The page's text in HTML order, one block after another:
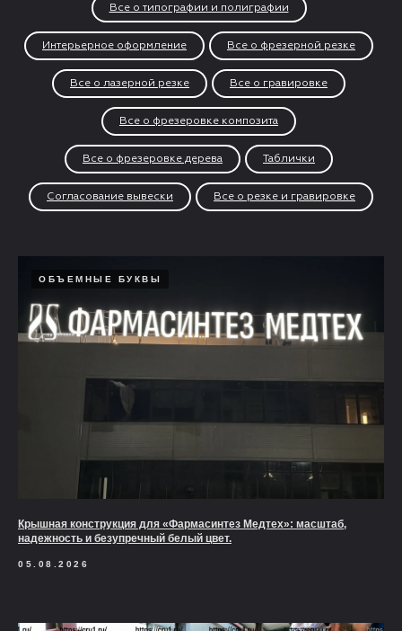
Все о типографии и полиграфии
Интерьерное оформление Все о фрезерной резке
Все о лазерной резке Все о гравировке
Все о фрезеровке композита
Все о фрезеровке дерева Таблички
Согласование вывески Все о резке и гравировке
ОБЪЕМНЫЕ БУКВЫ
Крышная конструкция для «Фармасинтез Медтех»: масштаб,
надежность и безупречный белый цвет.
05.08.2026